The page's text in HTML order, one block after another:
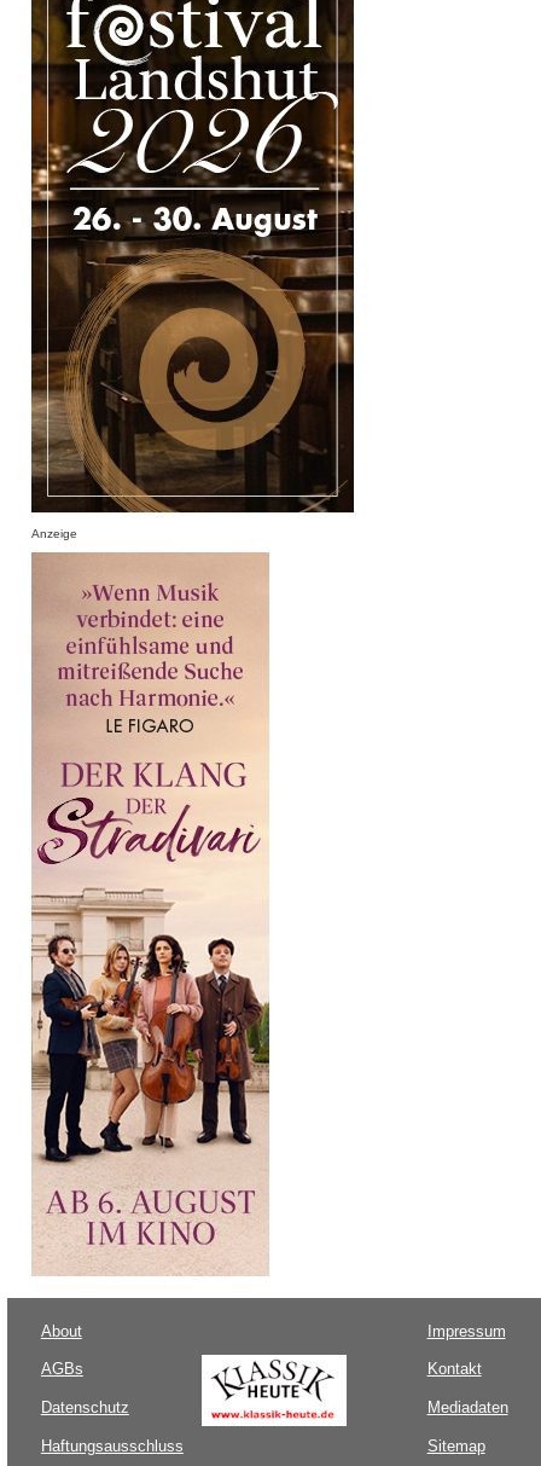
Anzeige
About
AGBs
Datenschutz
Haftungsausschluss
Impressum
Kontakt
Mediadaten
Sitemap